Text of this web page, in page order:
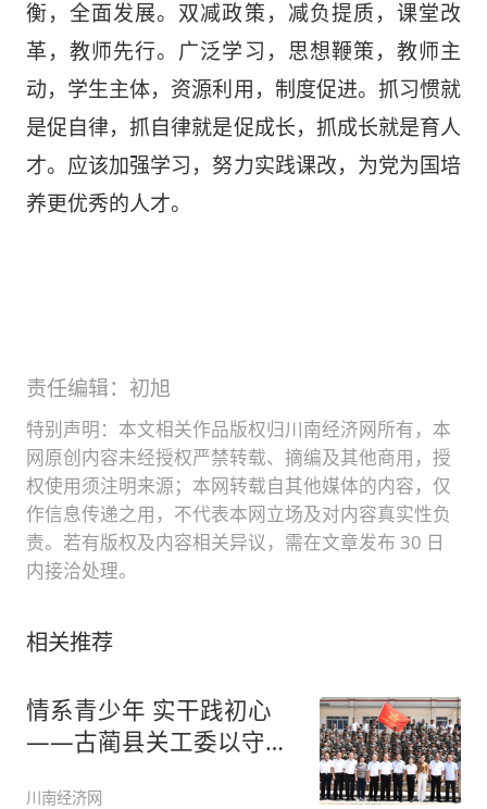
衡，全面发展。双减政策，减负提质，课堂改
革，教师先行。广泛学习，思想鞭策，教师主
动，学生主体，资源利用，制度促进。抓习惯就
是促自律，抓自律就是促成长，抓成长就是育人
才。 应该加强学习，努力实践课改，为党为国培
养更优秀的人才。
责任编辑：初旭
特别声明：本文相关作品版权归川南经济网所有，本
网原创内容未经授权严禁转载、摘编及其他商用，授
权使用须注明来源；本网转载自其他媒体的内容，仅
作信息传递之用，不代表本网立场及对内容真实性负
责。若有版权及内容相关异议，需在文章发布 30 日
内接洽处理。
相关推荐
情系青少年 实干践初心
——古蔺县关工委以守正
川南经济网